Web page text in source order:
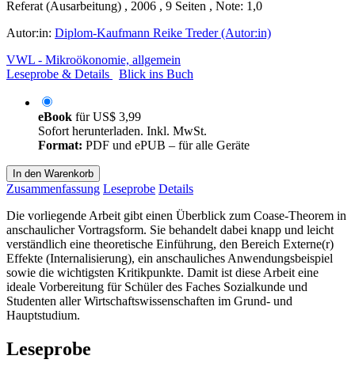
Referat (Ausarbeitung) , 2006 , 9 Seiten , Note: 1,0
Autor:in: Diplom-Kaufmann Reike Treder (Autor:in)
VWL - Mikroökonomie, allgemein
Leseprobe & Details
Blick ins Buch
eBook fürUS$ 3,99
Sofort herunterladen. Inkl. MwSt.
Format: PDF und ePUB – für alle Geräte
In den Warenkorb
Zusammenfassung Leseprobe Details
Die vorliegende Arbeit gibt einen Überblick zum Coase-Theorem in
anschaulicher Vortragsform. Sie behandelt dabei knapp und leicht
verständlich eine theoretische Einführung, den Bereich Externe(r)
Effekte (Internalisierung), ein anschauliches Anwendungsbeispiel
sowie die wichtigsten Kritikpunkte. Damit ist diese Arbeit eine
ideale Vorbereitung für Schüler des Faches Sozialkunde und
Studenten aller Wirtschaftswissenschaften im Grund- und
Hauptstudium.
Leseprobe